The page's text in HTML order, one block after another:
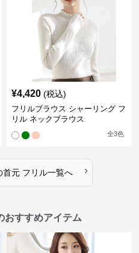
¥4,420 (税込)
フリルブラウス シャーリング フ
リル ネックブラウス
全3色
首元 フリル一覧へ ›
おすすめアイテム